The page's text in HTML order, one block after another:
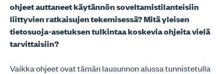
ohjeet auttaneet käytännön soveltamistilanteisiin
liittyvien ratkaisujen tekemisessä? Mitä yleisen
tietosuoja-asetuksen tulkintaa koskevia ohjeita vielä
tarvittaisiin?
Vaikka ohjeet ovat tämän lausunnon alussa tunnistetulla